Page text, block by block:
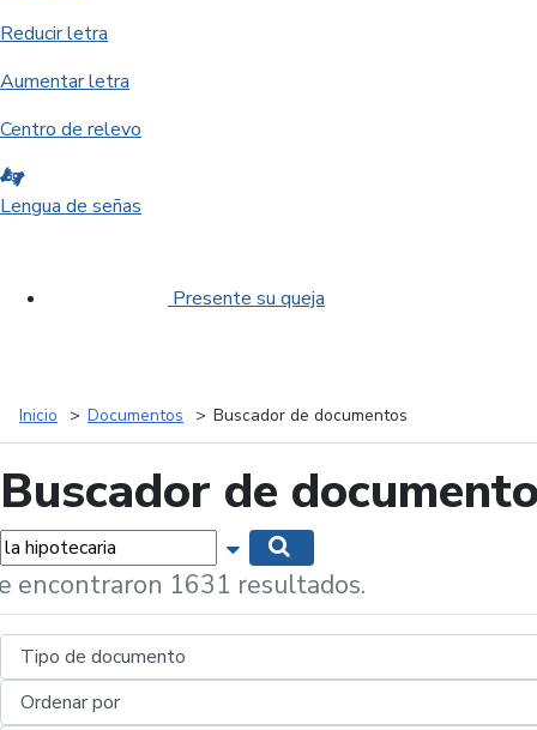
Reducir letra
Aumentar letra
Centro de relevo
Lengua de señas
Presente su queja
Inicio Documentos Buscador de documentos
Buscador de
Mostrar opciones de búsqueda
encontraron 1631 resultados.